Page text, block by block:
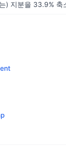
) 지분을 33.9% 축